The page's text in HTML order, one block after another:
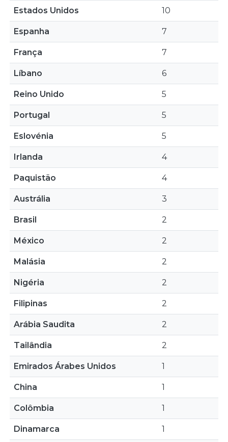
Estados Unidos 10
Espanha 7
França 7
Líbano 6
Reino Unido 5
Portugal 5
Eslovénia 5
Irlanda 4
Paquistão 4
Austrália 3
Brasil 2
México 2
Malásia 2
Nigéria 2
Filipinas 2
Arábia Saudita 2
Tailândia 2
Emirados Árabes Unidos 1
China 1
Colômbia 1
Dinamarca 1